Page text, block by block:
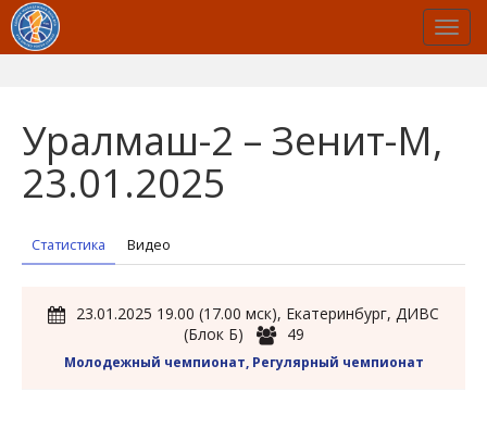
Уралмаш-2 – Зенит-М,
23.01.2025
Статистика Видео